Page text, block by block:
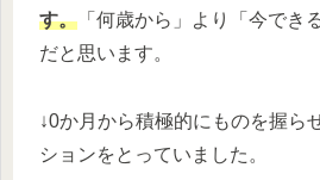
す。 「何歳から」より「今でき
だと思います。
↓0か月から積極的にものを握ら
ションをとっていました。